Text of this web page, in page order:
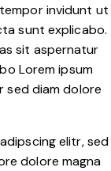
invidunt ut
sunt explicabo.
sit aspernatur
Lorem ipsum
sed diam dolore
elitr, sed
dolore magna